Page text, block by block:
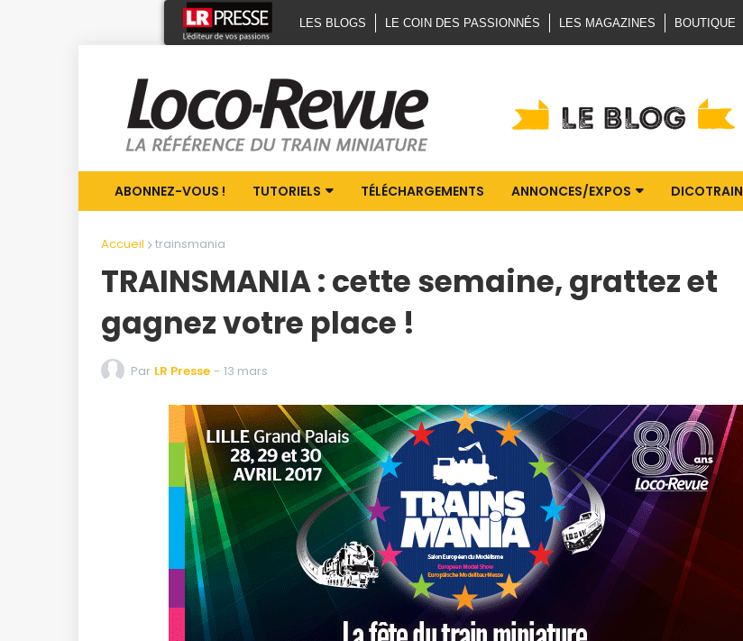
LES BLOGS LE COIN DES PASSIONNÉS LES MAGAZINES BOUTIQUE
ABONNEZ-VOUS ! TUTORIELS TÉLÉCHARGEMENTS ANNONCES/EXPOS DICOTRAIN
Accueil trainsmania
TRAINSMANIA : cette semaine, grattez et
gagnez votre place !
Par LR Presse - 13 mars